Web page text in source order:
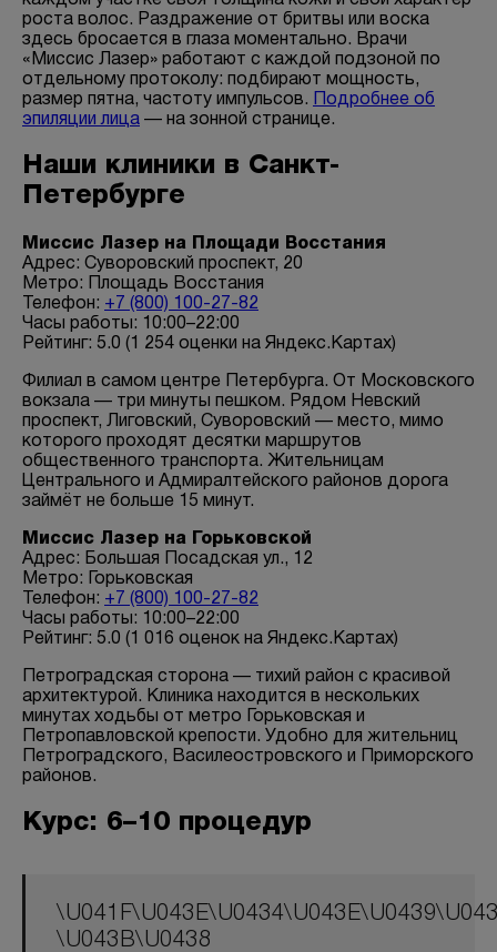
Отзывы
Вопрос-ответ
Контакты
+7 (800) 301 17 54
Москва , Тверская
5,0
м. Трубная,
ул. Петровка, 26, стр. 3
пн-вс: 10:00-22:00
ПРОЙТИ ТЕСТ
БЕСПЛАТНАЯ КОНСУЛЬТАЦИЯ
роста волос. Раздражение от бритвы или воска
здесь бросается в глаза моментально. Врачи
«Миссис Лазер» работают с каждой подзоной по
отдельному протоколу: подбирают мощность,
размер пятна, частоту импульсов.
Подробнее об
эпиляции лица — на зонной странице.
Наши клиники в Санкт-
Петербурге
Миссис Лазер на Площади Восстания
Адрес: Суворовский проспект, 20
Метро: Площадь Восстания
Телефон: +7 (800) 100-27-82
Часы работы: 10:00–22:00
Рейтинг: 5.0 (1 254 оценки на Яндекс.Картах)
Филиал в самом центре Петербурга. От Московского
вокзала — три минуты пешком. Рядом Невский
проспект, Лиговский, Суворовский — место, мимо
которого проходят десятки маршрутов
общественного транспорта. Жительницам
Центрального и Адмиралтейского районов дорога
займёт не больше 15 минут.
Миссис Лазер на Горьковской
Адрес: Большая Посадская ул., 12
Метро: Горьковская
Телефон: +7 (800) 100-27-82
Часы работы: 10:00–22:00
Рейтинг: 5.0 (1 016 оценок на Яндекс.Картах)
Петроградская сторона — тихий район с красивой
архитектурой. Клиника находится в нескольких
минутах ходьбы от метро Горьковская и
Петропавловской крепости. Удобно для жительниц
Петроградского, Василеостровского и Приморского
районов.
Курс: 6–10 процедур
\U043B\U0438